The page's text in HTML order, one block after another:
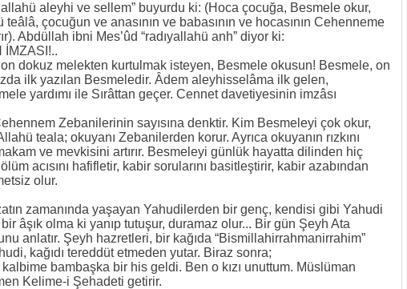
aleyhi ve sellem” buyurdu ki: (Hoca çocuğa, Besmele okur,
çocuğun ve anasının ve babasının ve hocasının Cehenneme
Abdüllah ibni Mes’ûd “radıyallahü anh” diyor ki:
İMZASI!..
dokuz melekten kurtulmak isteyen, Besmele okusun! Besmele, on
ilk yazılan Besmeledir. Âdem aleyhisselâma ilk gelen,
yardımı ile Sırâttan geçer. Cennet davetiyesinin imzâsı
Zebanilerinin sayısına denktir. Kim Besmeleyi çok okur,
teala; okuyanı Zebanilerden korur. Ayrıca okuyanın rızkını
ve mevkisini artırır. Besmeleyi günlük hayatta dilinden hiç
acısını hafifletir, kabir sorularını basitleştirir, kabir azabından
olur.
zamanında yaşayan Yahudilerden bir genç, kendisi gibi Yahudi
âşık olma ki yanıp tutuşur, duramaz olur... Bir gün Şeyh Ata
anlatır. Şeyh hazretleri, bir kağıda “Bismillahirrahmanirrahim”
kağıdı tereddüt etmeden yutar. Biraz sonra;
bambaşka bir his geldi. Ben o kızı unuttum. Müslüman
Kelime-i Şehadeti getirir.